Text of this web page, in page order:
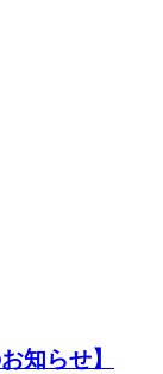
知らせ】